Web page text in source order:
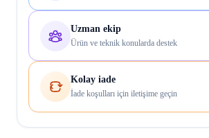
Uzman ekip
Ürün ve teknik konularda destek
Kolay iade
İade koşulları için iletişime geçin